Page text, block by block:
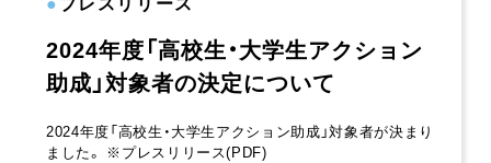
2024年度「高校生・大学生アクション
助成」対象者の決定について
2024年度「高校生・大学生アクション助成」対象者が決まり
ました。 ※プレスリリース(PDF)